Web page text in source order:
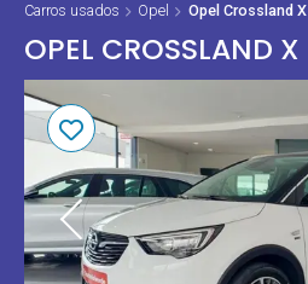
Carros usados Opel Opel Crossland X
OPEL CROSSLAND X